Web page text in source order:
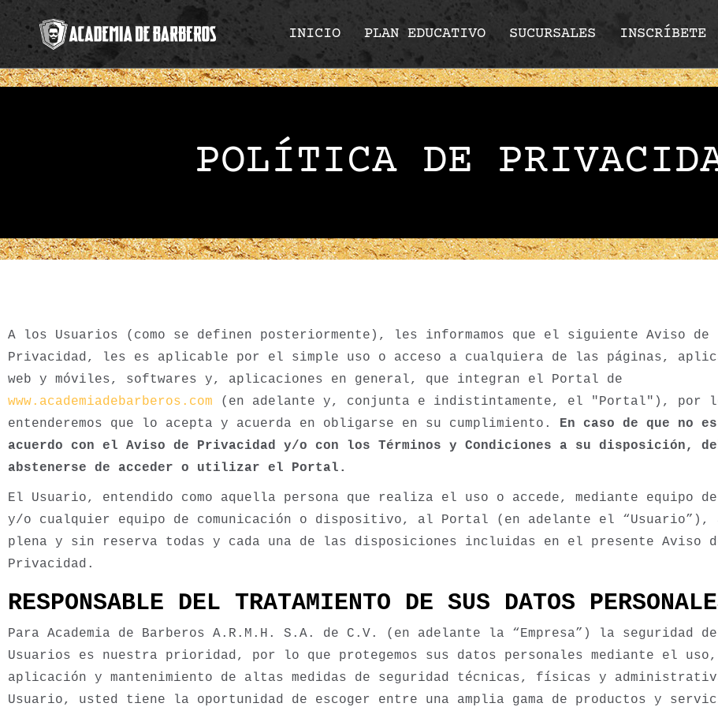
INICIO PLAN EDUCATIVO SUCURSALES INSCRÍBETE
POLÍTICA DE
A los Usuarios (como se definen posteriormente), les informamos que el siguiente Aviso de
Privacidad, les es aplicable por el simple uso o acceso a cualquiera de las páginas,
web y móviles, softwares y, aplicaciones en general, que integran el Portal de
www.academiadebarberos.com (en adelante y, conjunta e indistintamente, el "Portal"), por
entenderemos que lo acepta y acuerda en obligarse en su cumplimiento. En caso de que no
acuerdo con el Aviso de Privacidad y/o con los Términos y Condiciones a su disposición,
abstenerse de acceder o utilizar el Portal.
El Usuario, entendido como aquella persona que realiza el uso o accede, mediante equipo de
y/o cualquier equipo de comunicación o dispositivo, al Portal (en adelante el “Usuario”),
plena y sin reserva todas y cada una de las disposiciones incluidas en el presente Aviso
Privacidad.
RESPONSABLE DEL TRATAMIENTO DE SUS DATOS
Para Academia de Barberos A.R.M.H. S.A. de C.V. (en adelante la “Empresa”) la seguridad
Usuarios es nuestra prioridad, por lo que protegemos sus datos personales mediante el uso,
aplicación y mantenimiento de altas medidas de seguridad técnicas, físicas y
Usuario, usted tiene la oportunidad de escoger entre una amplia gama de productos y